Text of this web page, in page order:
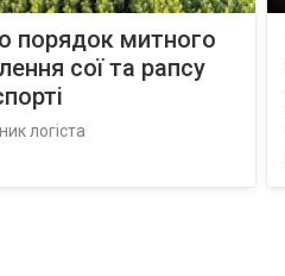
порядок митного
сої та рапсу
логіста